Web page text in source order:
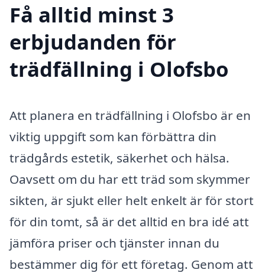
Få alltid minst 3
erbjudanden för
trädfällning i Olofsbo
Att planera en trädfällning i Olofsbo är en
viktig uppgift som kan förbättra din
trädgårds estetik, säkerhet och hälsa.
Oavsett om du har ett träd som skymmer
sikten, är sjukt eller helt enkelt är för stort
för din tomt, så är det alltid en bra idé att
jämföra priser och tjänster innan du
bestämmer dig för ett företag. Genom att